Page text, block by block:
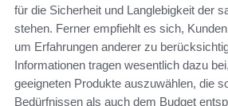
für die Sicherheit und Langlebigkeit der
stehen. Ferner empfiehlt es sich,
um Erfahrungen anderer zu
Informationen tragen wesentlich dazu
geeigneten Produkte auszuwählen, die
Bedürfnissen als auch dem Budget